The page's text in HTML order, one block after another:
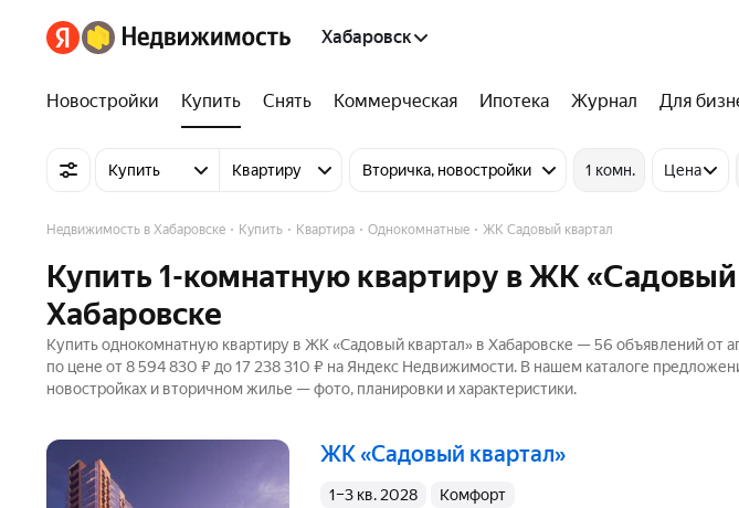
Хабаровск
Новостройки Купить Снять Коммерческая Ипотека Журнал Для
Купить Квартиру Вторичка, новостройки 1 комн. Цена
Недвижимость в Хабаровске Купить Квартира Однокомнатные ЖК Садовый квартал
Купить 1-комнатную квартиру в ЖК «Садовый
Хабаровске
Купить однокомнатную квартиру в ЖК «Садовый квартал» в Хабаровске — 56 объявлений от
по цене от 8 594 830 ₽ до 17 238 310 ₽ на Яндекс Недвижимости. В нашем каталоге
новостройках и вторичном жилье — фото, планировки и характеристики.
ЖК «Садовый квартал»
1–3 кв. 2028 комфорт